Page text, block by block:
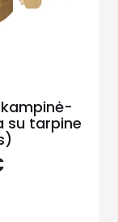
su tarpine